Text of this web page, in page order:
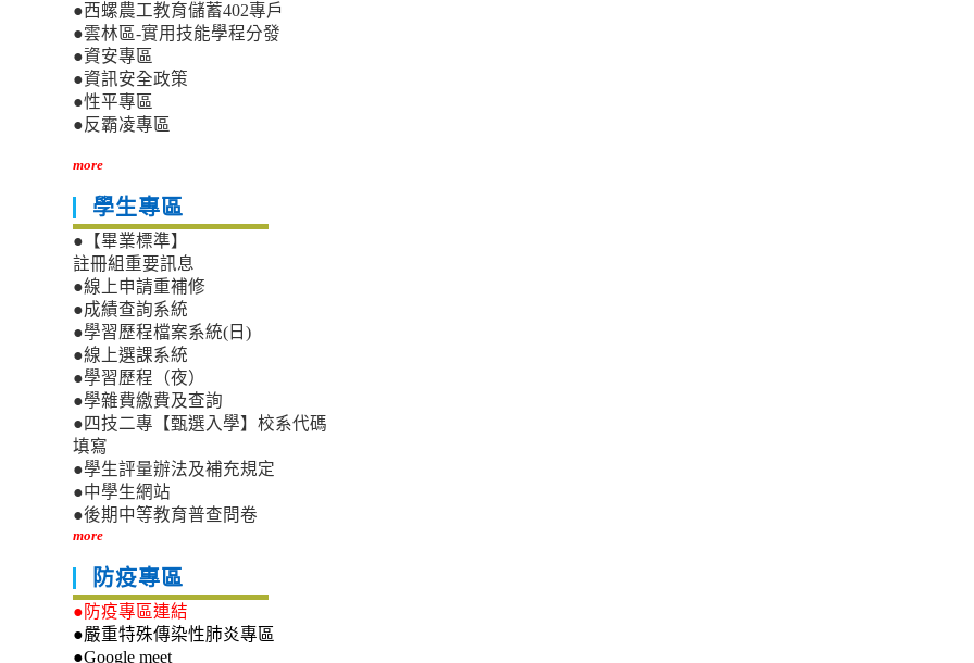
●西螺農工教育儲蓄402專戶
●雲林區-實用技能學程分發
●資安專區
●資訊安全政策
●性平專區
●反霸凌專區
more
學生專區
●【畢業標準】
註冊組重要訊息
●線上申請重補修
●成績查詢系統
●學習歷程檔案系統(日)
●線上選課系統
●學習歷程（夜）
●學雜費繳費及查詢
●四技二專【甄選入學】校系代碼
填寫
●學生評量辦法及補充規定
●中學生網站
●後期中等教育普查問卷
more
防疫專區
●防疫專區連結
●嚴重特殊傳染性肺炎專區
●Google meet